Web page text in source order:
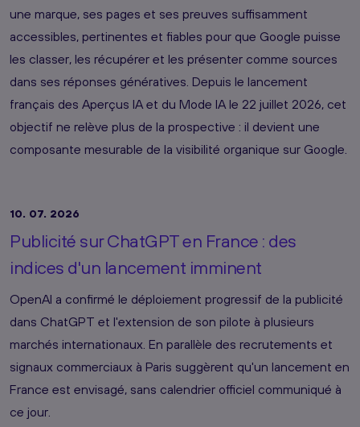
une marque, ses pages et ses preuves suffisamment
accessibles, pertinentes et fiables pour que Google puisse
les classer, les récupérer et les présenter comme sources
dans ses réponses génératives. Depuis le lancement
français des Aperçus IA et du Mode IA le 22 juillet 2026, cet
objectif ne relève plus de la prospective : il devient une
composante mesurable de la visibilité organique sur Google.
10. 07. 2026
Publicité sur ChatGPT en France : des
indices d'un lancement imminent
OpenAI a confirmé le déploiement progressif de la publicité
dans ChatGPT et l'extension de son pilote à plusieurs
marchés internationaux. En parallèle des recrutements et
signaux commerciaux à Paris suggèrent qu'un lancement en
France est envisagé, sans calendrier officiel communiqué à
ce jour.